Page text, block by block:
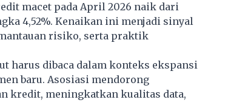
macet pada April 2026 naik dari
4,52%. Kenaikan ini menjadi sinyal
risiko, serta praktik
harus dibaca dalam konteks ekspansi
baru. Asosiasi mendorong
kredit, meningkatkan kualitas data,